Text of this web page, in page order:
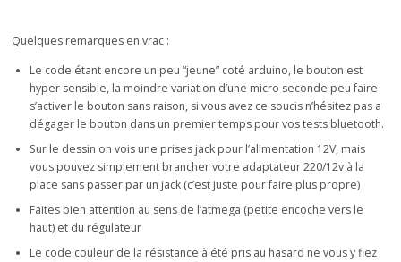
Quelques remarques en vrac :
Le code étant encore un peu “jeune” coté arduino, le bouton est
hyper sensible, la moindre variation d’une micro seconde peu faire
s’activer le bouton sans raison, si vous avez ce soucis n’hésitez pas a
dégager le bouton dans un premier temps pour vos tests bluetooth.
Sur le dessin on vois une prises jack pour l’alimentation 12V, mais
vous pouvez simplement brancher votre adaptateur 220/12v à la
place sans passer par un jack (c’est juste pour faire plus propre)
Faites bien attention au sens de l’atmega (petite encoche vers le
haut) et du régulateur
Le code couleur de la résistance à été pris au hasard ne vous y fiez